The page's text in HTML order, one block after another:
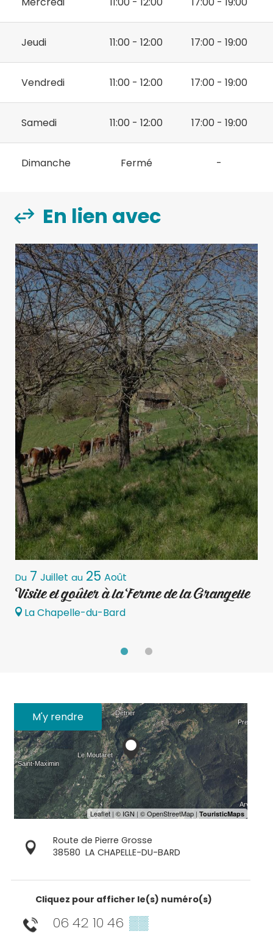
Jeudi 11:00 - 12:00 17:00 - 19:00
Vendredi 11:00 - 12:00 17:00 - 19:00
Samedi 11:00 - 12:00 17:00 - 19:00
Dimanche Fermé -
En lien avec
Du 7 Juillet au 25 Août
Visite et goûter à la Ferme de la Grangette
La Chapelle-du-Bard
M'y rendre
Route de Pierre Grosse
38580 LA CHAPELLE-DU-BARD
Cliquez pour afficher le(s) numéro(s)
06 42 10 46 ▒▒